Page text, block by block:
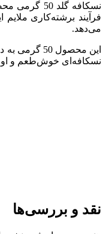
نسکافه
فرآیند برشته‌کاری
می‌دهد.
این محصول
نسکافه‌ای خوش‌طعم و
نقد و بررسی‌ها